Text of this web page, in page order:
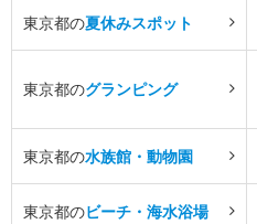
東京都の夏休みスポット
東京都のグランピング
東京都の水族館・動物園
東京都のビーチ・海水浴場